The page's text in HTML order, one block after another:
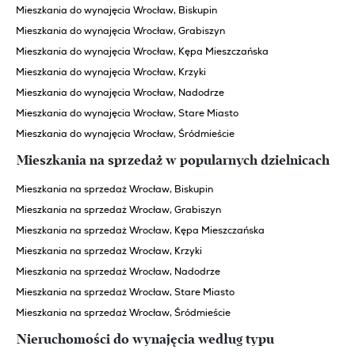
Mieszkania do wynajęcia Wrocław, Biskupin
Mieszkania do wynajęcia Wrocław, Grabiszyn
Mieszkania do wynajęcia Wrocław, Kępa Mieszczańska
Mieszkania do wynajęcia Wrocław, Krzyki
Mieszkania do wynajęcia Wrocław, Nadodrze
Mieszkania do wynajęcia Wrocław, Stare Miasto
Mieszkania do wynajęcia Wrocław, Śródmieście
Mieszkania na sprzedaż w popularnych dzielnicach
Mieszkania na sprzedaż Wrocław, Biskupin
Mieszkania na sprzedaż Wrocław, Grabiszyn
Mieszkania na sprzedaż Wrocław, Kępa Mieszczańska
Mieszkania na sprzedaż Wrocław, Krzyki
Mieszkania na sprzedaż Wrocław, Nadodrze
Mieszkania na sprzedaż Wrocław, Stare Miasto
Mieszkania na sprzedaż Wrocław, Śródmieście
Nieruchomości do wynajęcia według typu